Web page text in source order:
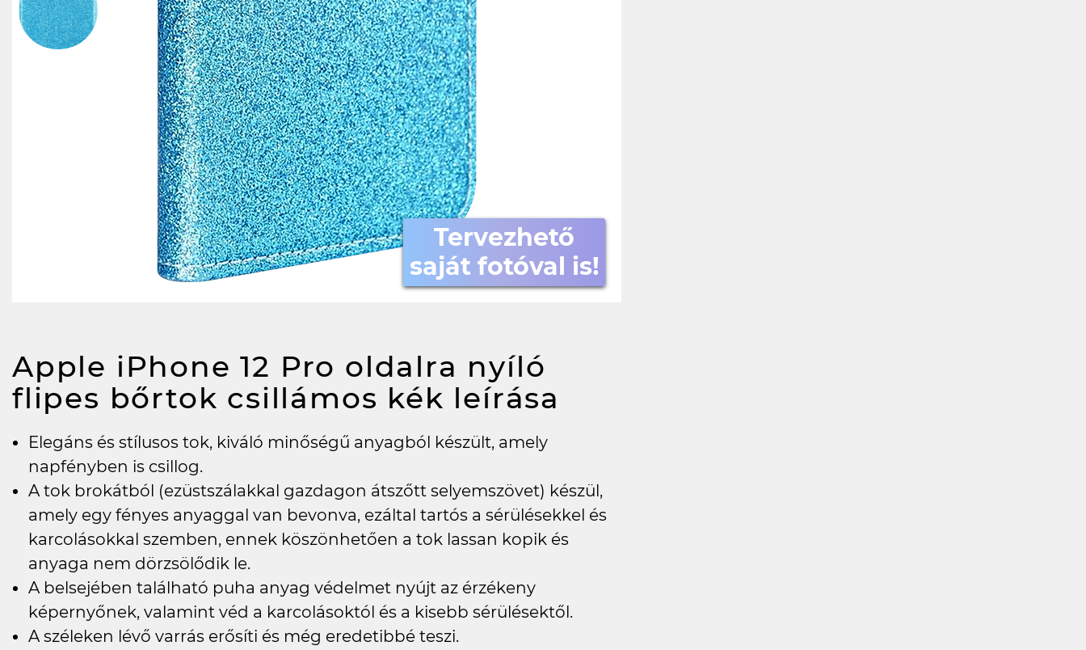
Tervezhető
saját fotóval is!
Apple iPhone 12 Pro oldalra nyíló
flipes bőrtok csillámos kék leírása
Elegáns és stílusos tok, kiváló minőségű anyagból készült, amely
napfényben is csillog.
A tok brokátból (ezüstszálakkal gazdagon átszőtt selyemszövet) készül,
amely egy fényes anyaggal van bevonva, ezáltal tartós a sérülésekkel és
karcolásokkal szemben, ennek köszönhetően a tok lassan kopik és
anyaga nem dörzsölődik le.
A belsejében található puha anyag védelmet nyújt az érzékeny
képernyőnek, valamint véd a karcolásoktól és a kisebb sérülésektől.
A széleken lévő varrás erősíti és még eredetibbé teszi.